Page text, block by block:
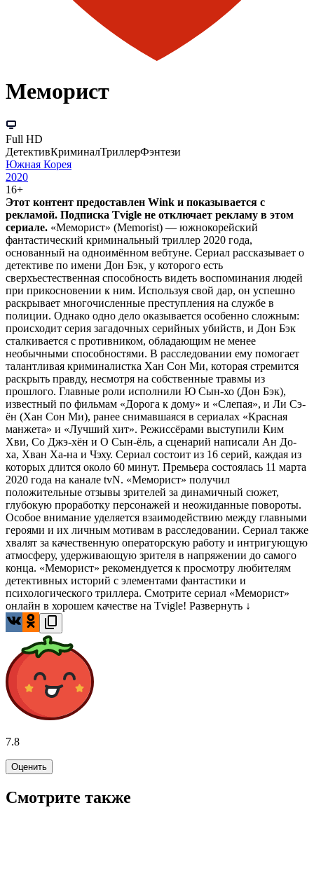
Меморист
Full HD
ДетективКриминалТриллерФэнтези
Южная Корея
2020
16+
Этот контент предоставлен Wink и показывается с
рекламой. Подписка Tvigle не отключает рекламу в этом
сериале. «Меморист» (Memorist) — южнокорейский
фантастический криминальный триллер 2020 года,
основанный на одноимённом вебтуне. Сериал рассказывает о
детективе по имени Дон Бэк, у которого есть
сверхъестественная способность видеть воспоминания людей
при прикосновении к ним. Используя свой дар, он успешно
раскрывает многочисленные преступления на службе в
полиции. Однако одно дело оказывается особенно сложным:
происходит серия загадочных серийных убийств, и Дон Бэк
сталкивается с противником, обладающим не менее
необычными способностями. В расследовании ему помогает
талантливая криминалистка Хан Сон Ми, которая стремится
раскрыть правду, несмотря на собственные травмы из
прошлого. Главные роли исполнили Ю Сын-хо (Дон Бэк),
известный по фильмам «Дорога к дому» и «Слепая», и Ли Сэ-
ён (Хан Сон Ми), ранее снимавшаяся в сериалах «Красная
манжета» и «Лучший хит». Режиссёрами выступили Ким
Хви, Со Джэ-хён и О Сын-ёль, а сценарий написали Ан До-
ха, Хван Ха-на и Чэху. Сериал состоит из 16 серий, каждая из
которых длится около 60 минут. Премьера состоялась 11 марта
2020 года на канале tvN. «Меморист» получил
положительные отзывы зрителей за динамичный сюжет,
глубокую проработку персонажей и неожиданные повороты.
Особое внимание уделяется взаимодействию между главными
героями и их личным мотивам в расследовании. Сериал также
хвалят за качественную операторскую работу и интригующую
атмосферу, удерживающую зрителя в напряжении до самого
конца. «Меморист» рекомендуется к просмотру любителям
детективных историй с элементами фантастики и
психологического триллера. Смотрите сериал «Меморист»
онлайн в хорошем качестве на Tvigle! Развернуть ↓
7.8
Оценить
Смотрите также